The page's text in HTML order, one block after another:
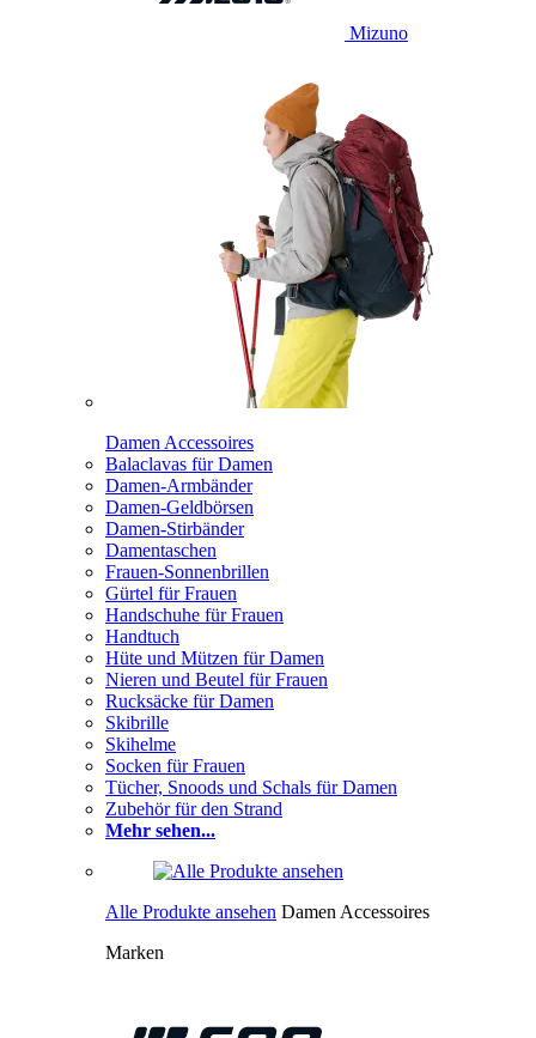
Mizuno
Damen Accessoires
Balaclavas für Damen
Damen-Armbänder
Damen-Geldbörsen
Damen-Stirbänder
Damentaschen
Frauen-Sonnenbrillen
Gürtel für Frauen
Handschuhe für Frauen
Handtuch
Hüte und Mützen für Damen
Nieren und Beutel für Frauen
Rucksäcke für Damen
Skibrille
Skihelme
Socken für Frauen
Tücher, Snoods und Schals für Damen
Zubehör für den Strand
Mehr sehen...
Alle Produkte ansehen Damen Accessoires
Marken